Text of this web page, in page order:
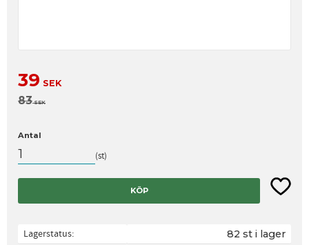
Nedsatt pris:
39 SEK
Ordinarie pris:
83SEK
Antal
st
KÖP Lägg
Lagerstatus 82 st i lager